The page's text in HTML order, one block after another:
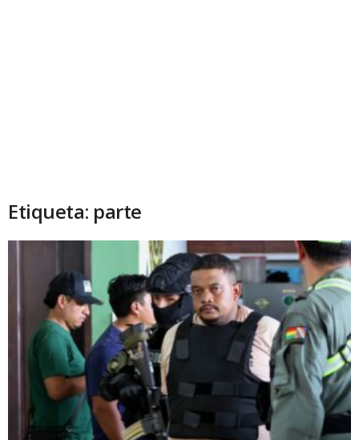
Etiqueta: parte